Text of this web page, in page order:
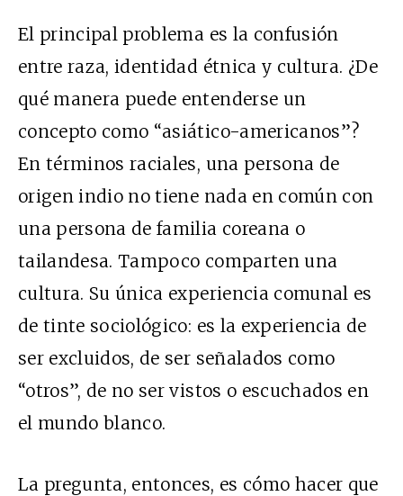
El principal problema es la confusión
entre raza, identidad étnica y cultura. ¿De
qué manera puede entenderse un
concepto como “asiático-americanos”?
En términos raciales, una persona de
origen indio no tiene nada en común con
una persona de familia coreana o
tailandesa. Tampoco comparten una
cultura. Su única experiencia comunal es
de tinte sociológico: es la experiencia de
ser excluidos, de ser señalados como
“otros”, de no ser vistos o escuchados en
el mundo blanco.
La pregunta, entonces, es cómo hacer que